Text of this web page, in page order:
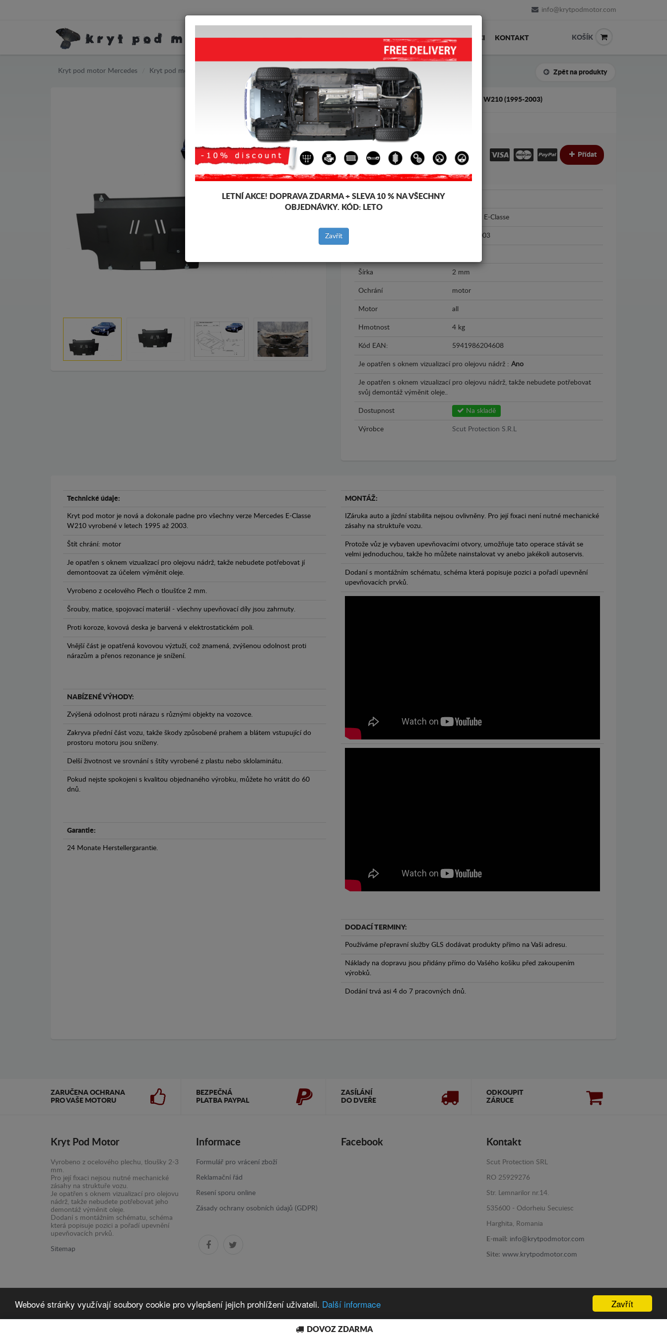
Zavřít
Webové stránky využívají soubory cookie pro vylepšení jejich prohlížení uživateli. Další informace
info@krytpodmotor.com
KRYT POD MOTOR HOME DOPRAVA FEEDBACK PRODEJCI KONTAKT KOŠÍK
Kryt pod motor Mercedes Kryt pod motor Mercedes E-Classe Zpět na produkty
KRYT POD MOTOR MERCEDES E-CLASSE W210 (1995-2003)
Kód výrobku: 14.091
142€ Přídat
Značka
Mercedes E-Classe
1995 - 2003
Šírka 2 mm
Ochrání motor
Motor all
Hmotnost 4 kg
Kód EAN: 5941986204608
Je opatřen s oknem vizualizací pro olejovu nádrž : Ano
Je opatřen s oknem vizualizací pro olejovu nádrž, takže nebudete potřebovat
svůj demontáž výměnit oleje..
Dostupnost Na skladě
Výrobce Scut Protection S.R.L
Technické údaje:
Kryt pod motor je nová a dokonale padne pro všechny verze Mercedes E-Classe
W210 vyrobené v letech 1995 až 2003.
Štít chrání: motor
Je opatřen s oknem vizualizací pro olejovu nádrž, takže nebudete potřebovat jí
demontoovat za účelem výměnit oleje.
Vyrobeno z ocelového Plech o tloušťce 2 mm.
Šrouby, matice, spojovací materiál - všechny upevňovací díly jsou zahrnuty.
Proti koroze, kovová deska je barvená v elektrostatickém poli.
Vnější část je opatřená kovovou výztuží, což znamená, zvýšenou odolnost proti
nárazům a přenos rezonance je snížení.
NABÍZENÉ VÝHODY:
Zvýšená odolnost proti nárazu s různými objekty na vozovce.
Zakryva přední část vozu, takže škody způsobené prahem a blátem vstupující do
prostoru motoru jsou sníženy.
Delší životnost ve srovnání s štíty vyrobené z plastu nebo sklolaminátu.
Pokud nejste spokojeni s kvalitou objednaného výrobku, můžete ho vrátit do 60
dnů.
Garantie:
24 Monate Herstellergarantie.
MONTÁŽ:
IZáruka auto a jízdní stabilita nejsou ovlivněny. Pro její fixaci není nutné mechanické
zásahy na struktuře vozu.
Protože vůz je vybaven upevňovacími otvory, umožňuje tato operace stávát se
velmi jednoduchou, takže ho můžete nainstalovat vy anebo jakékoli autoservis.
Dodaní s montážním schématu, schéma která popisuje pozici a pořadí upevnění
upevňovacích prvků.
DODACÍ TERMINY:
Používáme přepravní služby GLS dodávat produkty přímo na Vaši adresu.
Náklady na dopravu jsou přidány přímo do Vašého košíku před zakoupením
výrobků.
Dodání trvá asi 4 do 7 pracovných dnů.
ZARUČENA OCHRANA
PRO VAŠE MOTORU
BEZPEČNÁ
PLATBA PAYPAL
ZASÍLÁNÍ
DO DVEŘE
ODKOUPIT
ZÁRUCE
Kryt Pod Motor
Vyrobeno z ocelového plechu, tloušky 2-3
mm.
Pro její fixaci nejsou nutné mechanické
zásahy na struktuře vozu.
Je opatřen s oknem vizualizací pro olejovu
nádrž, takže nebudete potřebovat jeho
demontáž výměnit oleje.
Dodaní s montážním schématu, schéma
která popisuje pozici a pořadí upevnění
upevňovacích prvků.
Sitemap
Informace
Formulář pro vrácení zboží
Reklamační řád
Resení sporu online
Zásady ochrany osobních údajů (GDPR)
Facebook Kontakt
Scut Protection SRL
RO 25929276
Str. Lemnarilor nr.14.
535600 - Odorheiu Secuiesc
Harghita, Romania
E-mail: info@krytpodmotor.com
Site: www.krytpodmotor.com
Kryt Pod Motor -© 2016 Programed Bylokopi WEB
LETNÍ AKCE! DOPRAVA ZDARMA + SLEVA 10 % NA VŠECHNY
OBJEDNÁVKY. KÓD: LETO
Zavřít
DOVOZ ZDARMA